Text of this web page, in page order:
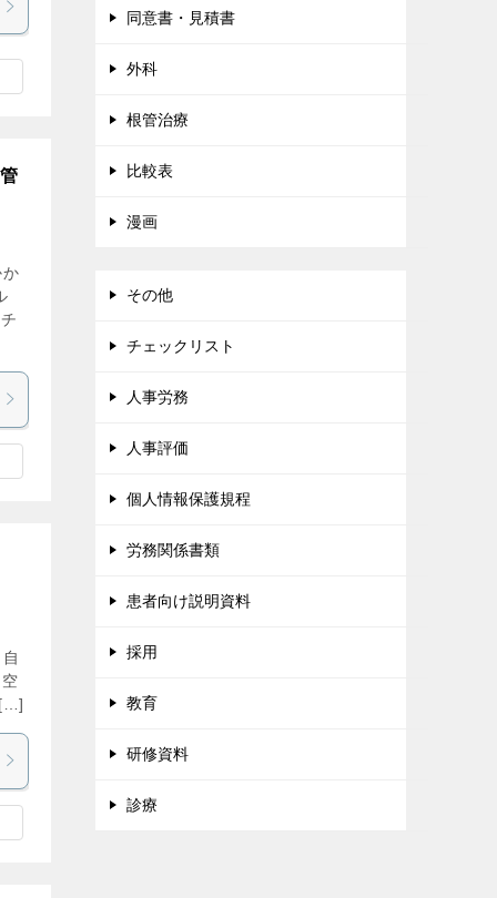
か
[…]
同意書・見積書
外科
根管治療
比較表
漫画
その他
チェックリスト
人事労務
人事評価
個人情報保護規程
労務関係書類
患者向け説明資料
採用
教育
研修資料
診療